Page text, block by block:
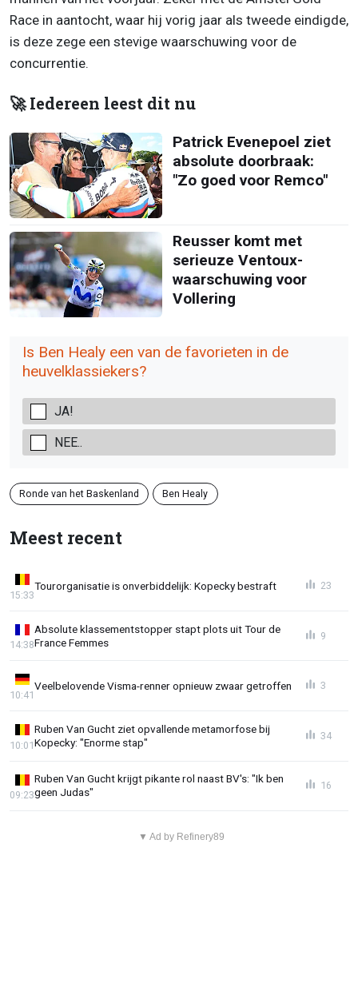
Race in aantocht, waar hij vorig jaar als tweede eindigde,
is deze zege een stevige waarschuwing voor de
concurrentie.
🚀 Iedereen leest dit nu
Patrick Evenepoel ziet
absolute doorbraak:
"Zo goed voor Remco"
Reusser komt met
serieuze Ventoux-
waarschuwing voor
Vollering
Is Ben Healy een van de favorieten in de
heuvelklassiekers?
JA!
NEE..
Ronde van het Baskenland Ben Healy
Meest recent
Tourorganisatie is onverbiddelijk: Kopecky bestraft
15:33
23
Absolute klassementstopper stapt plots uit Tour de
France Femmes
14:38
9
Veelbelovende Visma-renner opnieuw zwaar getroffen
10:41
3
Ruben Van Gucht ziet opvallende metamorfose bij
Kopecky: "Enorme stap"
10:01
34
Ruben Van Gucht krijgt pikante rol naast BV's: "Ik ben
geen Judas"
09:23
16
▼ Ad by Refinery89